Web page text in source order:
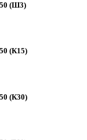
50 (Ш3)
(К15)
(К30)